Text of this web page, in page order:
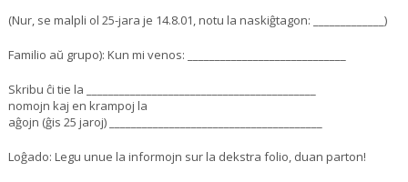
(Nur, se malpli ol 25-jara je 14.8.01, notu la naskiĝtagon: _____________)
Familio aŭ grupo): Kun mi venos: _____________________________
Skribu ĉi tie la __________________________________________
nomojn kaj en krampoj la
aĝojn (ĝis 25 jaroj) _______________________________________
Loĝado: Legu unue la informojn sur la dekstra folio, duan parton!